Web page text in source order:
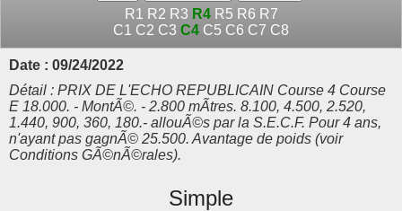
R1 R2 R3 R4 R5 R6 R7
C1 C2 C3 C4 C5 C6 C7 C8
Date : 09/24/2022
Détail : PRIX DE L'ECHO REPUBLICAIN Course 4 Course
E 18.000. - MontÃ©. - 2.800 mÃtres. 8.100, 4.500, 2.520,
1.440, 900, 360, 180.- allouÃ©s par la S.E.C.F. Pour 4 ans,
n'ayant pas gagnÃ© 25.500. Avantage de poids (voir
Conditions GÃ©nÃ©rales).
Simple